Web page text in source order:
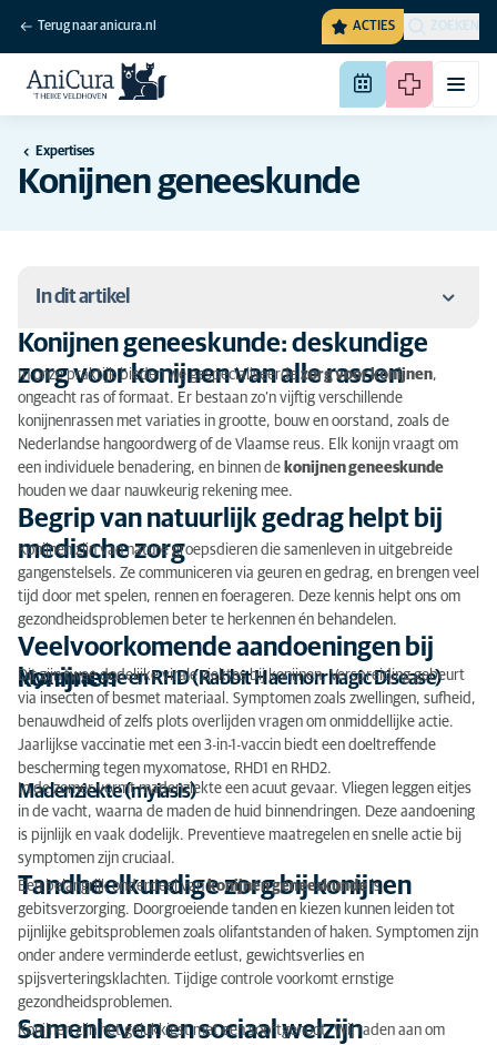
Terug naar anicura.nl ACTIES ZOEKEN
Expertises
Konijnen geneeskunde
In dit artikel
Konijnen geneeskunde: deskundige zorg voor
konijnen van alle rassen
Begrip van natuurlijk gedrag helpt bij medische zorg
Veelvoorkomende aandoeningen bij konijnen
Tandheelkundige zorg bij konijnen
Samenleven en sociaal welzijn
Voeding als basis voor gezondheid
Konijnen geneeskunde: deskundige
zorg voor konijnen van alle rassen
In onze praktijk bieden we gespecialiseerde zorg voor konijnen,
ongeacht ras of formaat. Er bestaan zo’n vijftig verschillende
konijnenrassen met variaties in grootte, bouw en oorstand, zoals de
Nederlandse hangoordwerg of de Vlaamse reus. Elk konijn vraagt om
een individuele benadering, en binnen de konijnen geneeskunde
houden we daar nauwkeurig rekening mee.
Begrip van natuurlijk gedrag helpt bij
medische zorg
Konijnen zijn van nature groepsdieren die samenleven in uitgebreide
gangenstelsels. Ze communiceren via geuren en gedrag, en brengen veel
tijd door met spelen, rennen en foerageren. Deze kennis helpt ons om
gezondheidsproblemen beter te herkennen én behandelen.
Veelvoorkomende aandoeningen bij
konijnen
Myxomatose en RHD (Rabbit Haemorrhagic Disease)
Dit zijn twee dodelijke virale ziektes bij konijnen. Verspreiding gebeurt
via insecten of besmet materiaal. Symptomen zoals zwellingen, sufheid,
benauwdheid of zelfs plots overlijden vragen om onmiddellijke actie.
Jaarlijkse vaccinatie met een 3-in-1-vaccin biedt een doeltreffende
bescherming tegen myxomatose, RHD1 en RHD2.
Madenziekte (myiasis)
In de zomer vormt madenziekte een acuut gevaar. Vliegen leggen eitjes
in de vacht, waarna de maden de huid binnendringen. Deze aandoening
is pijnlijk en vaak dodelijk. Preventieve maatregelen en snelle actie bij
symptomen zijn cruciaal.
Tandheelkundige zorg bij konijnen
Een belangrijk onderdeel vankonijnen geneeskunde is
gebitsverzorging. Doorgroeiende tanden en kiezen kunnen leiden tot
pijnlijke gebitsproblemen zoals olifantstanden of haken. Symptomen zijn
onder andere verminderde eetlust, gewichtsverlies en
spijsverteringsklachten. Tijdige controle voorkomt ernstige
gezondheidsproblemen.
Samenleven en sociaal welzijn
Konijnen zijn het gelukkigst met een soortgenoot. Wij raden aan om